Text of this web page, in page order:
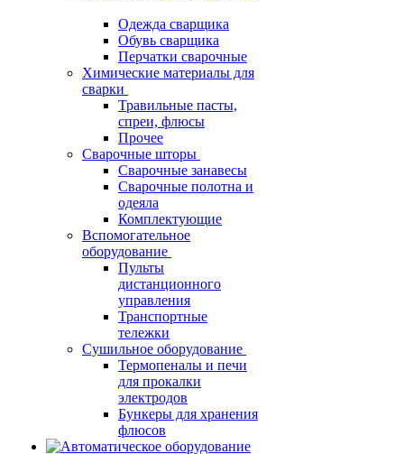
Одежда сварщика
Обувь сварщика
Перчатки сварочные
Химические материалы для
сварки
Травильные пасты,
спреи, флюсы
Прочее
Сварочные шторы
Сварочные занавесы
Сварочные полотна и
одеяла
Комплектующие
Вспомогательное
оборудование
Пульты
дистанционного
управления
Транспортные
тележки
Сушильное оборудование
Термопеналы и печи
для прокалки
электродов
Бункеры для хранения
флюсов